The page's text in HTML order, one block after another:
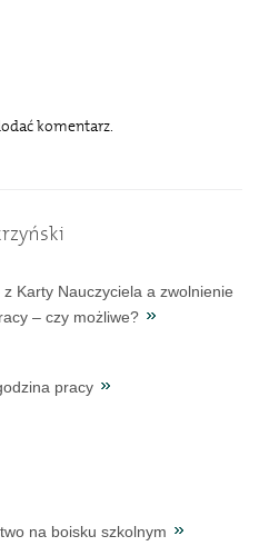
komentarz.
Karty Nauczyciela a zwolnienie
– czy możliwe?
pracy
na boisku szkolnym